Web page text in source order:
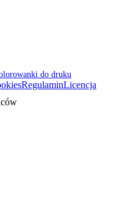
do druku
RegulaminLicencja